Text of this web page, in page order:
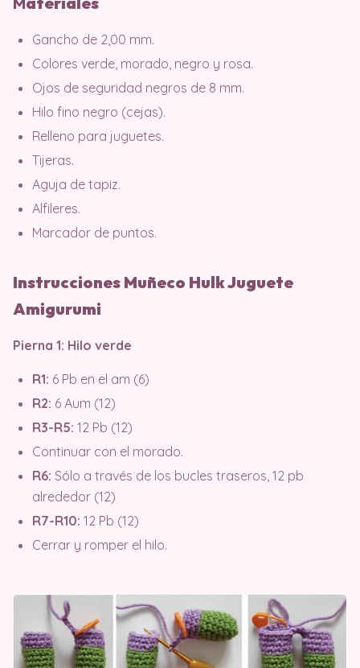
Gancho de 2,00 mm.
Colores verde, morado, negro y rosa.
Ojos de seguridad negros de 8 mm.
Hilo fino negro (cejas).
Relleno para juguetes.
Tijeras.
Aguja de tapiz.
Alfileres.
Marcador de puntos.
Instrucciones Muñeco Hulk Juguete
Amigurumi
Pierna 1: Hilo verde
R1: 6 Pb en el am (6)
R2: 6 Aum (12)
R3-R5: 12 Pb (12)
Continuar con el morado.
R6: Sólo a través de los bucles traseros, 12 pb
alrededor (12)
R7-R10: 12 Pb (12)
Cerrar y romper el hilo.